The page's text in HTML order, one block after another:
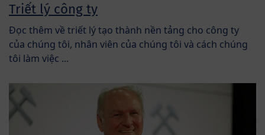
Triết lý công ty
Đọc thêm về triết lý tạo thành nền tảng cho công ty
của chúng tôi, nhân viên của chúng tôi và cách chúng
tôi làm việc ...